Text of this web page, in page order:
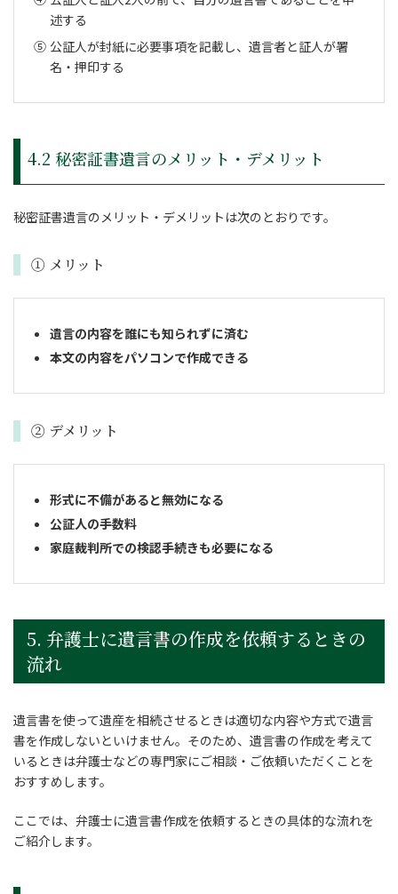
述する
公証人が封紙に必要事項を記載し、遺言者と証人が署
名・押印する
4.2 秘密証書遺言のメリット・デメリット
秘密証書遺言のメリット・デメリットは次のとおりです。
① メリット
遺言の内容を誰にも知られずに済む
本文の内容をパソコンで作成できる
② デメリット
形式に不備があると無効になる
公証人の手数料
家庭裁判所での検認手続きも必要になる
5. 弁護士に遺言書の作成を依頼するときの
流れ
遺言書を使って遺産を相続させるときは適切な内容や方式で遺言
書を作成しないといけません。そのため、遺言書の作成を考えて
いるときは弁護士などの専門家にご相談・ご依頼いただくことを
おすすめします。
ここでは、弁護士に遺言書作成を依頼するときの具体的な流れを
ご紹介します。